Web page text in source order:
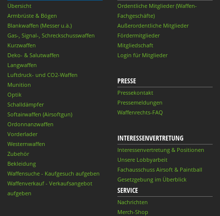
Übersicht
Armbrüste & Bögen
Blankwaffen (Messer u.ä.)
Gas-, Signal-, Schreckschusswaffen
Kurzwaffen
Deko- & Salutwaffen
Langwaffen
Luftdruck- und CO2-Waffen
Munition
Optik
Schalldämpfer
Softairwaffen (Airsoftgun)
Ordonnanzwaffen
Vorderlader
Westernwaffen
Zubehör
Bekleidung
Waffensuche - Kaufgesuch aufgeben
Waffenverkauf - Verkaufsangebot
aufgeben
Ordentliche Mitglieder (Waffen-
Fachgeschäfte)
Außerordentliche Mitglieder
Fördermitglieder
Mitgliedschaft
Login für Mitglieder
PRESSE
Pressekontakt
Pressemeldungen
Waffenrechts-FAQ
INTERESSENVERTRETUNG
Interessenvertretung & Positionen
Unsere Lobbyarbeit
Fachausschuss Airsoft & Paintball
Gesetzgebung im Überblick
SERVICE
Nachrichten
Merch-Shop